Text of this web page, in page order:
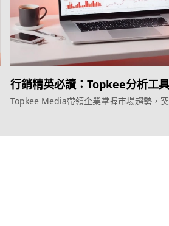
行銷精英必讀：Topkee分析工
掂？
Topkee Media帶領企業掌握市場趨勢，